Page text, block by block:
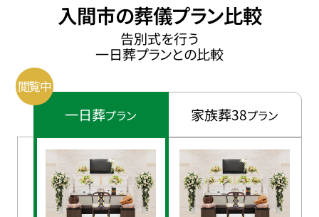
入間市の葬儀プラン比較
告別式を行う
一日葬プランとの比較
一日葬プラン 家族葬38プラン